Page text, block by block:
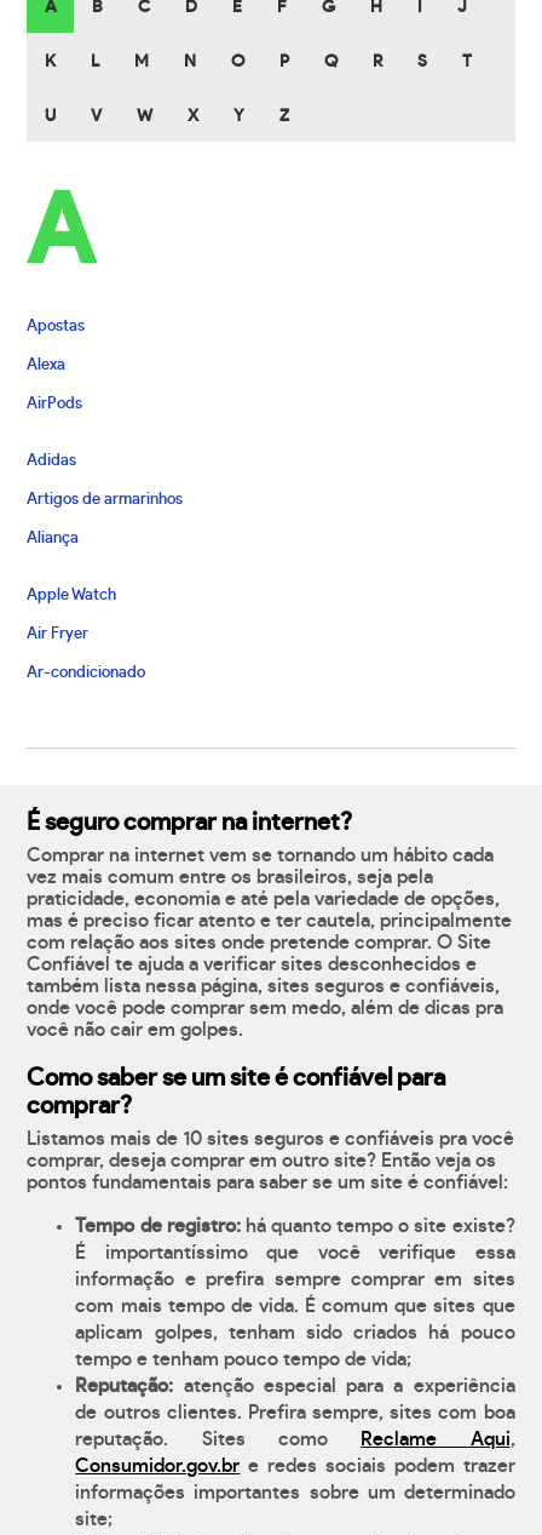
A B C D E F G H J
K L M N O P Q R S T
U V W X Y Z
A
Apostas
Alexa
AirPods
Adidas
Artigos de armarinhos
Aliança
Apple Watch
Air Fryer
Ar-condicionado
É seguro comprar na internet?
Comprar na internet vem se tornando um hábito cada
vez mais comum entre os brasileiros, seja pela
praticidade, economia e até pela variedade de opções,
mas é preciso ficar atento e ter cautela, principalmente
com relação aos sites onde pretende comprar. O Site
Confiável te ajuda a verificar sites desconhecidos e
também lista nessa página, sites seguros e confiáveis,
onde você pode comprar sem medo, além de dicas pra
você não cair em golpes.
Como saber se um site é confiável para
comprar?
Listamos mais de 10 sites seguros e confiáveis pra você
comprar, deseja comprar em outro site? Então veja os
pontos fundamentais para saber se um site é confiável:
Tempo de registro:há quanto tempo o site existe?
É importantíssimo que você verifique essa
informação e prefira sempre comprar em sites
com mais tempo de vida. É comum que sites que
aplicam golpes, tenham sido criados há pouco
tempo e tenham pouco tempo de vida;
Reputação: atenção especial para a experiência
de outros clientes. Prefira sempre, sites com boa
reputação. Sites como
Reclame Aqui,
Consumidor.gov.br e redes sociais podem trazer
informações importantes sobre um determinado
site;